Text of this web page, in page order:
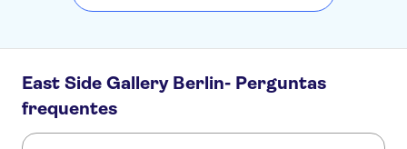
East Side Gallery Berlin- Perguntas
frequentes